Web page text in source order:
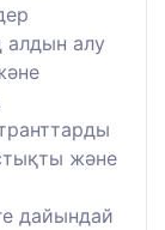
алдын алу
және
дайындай